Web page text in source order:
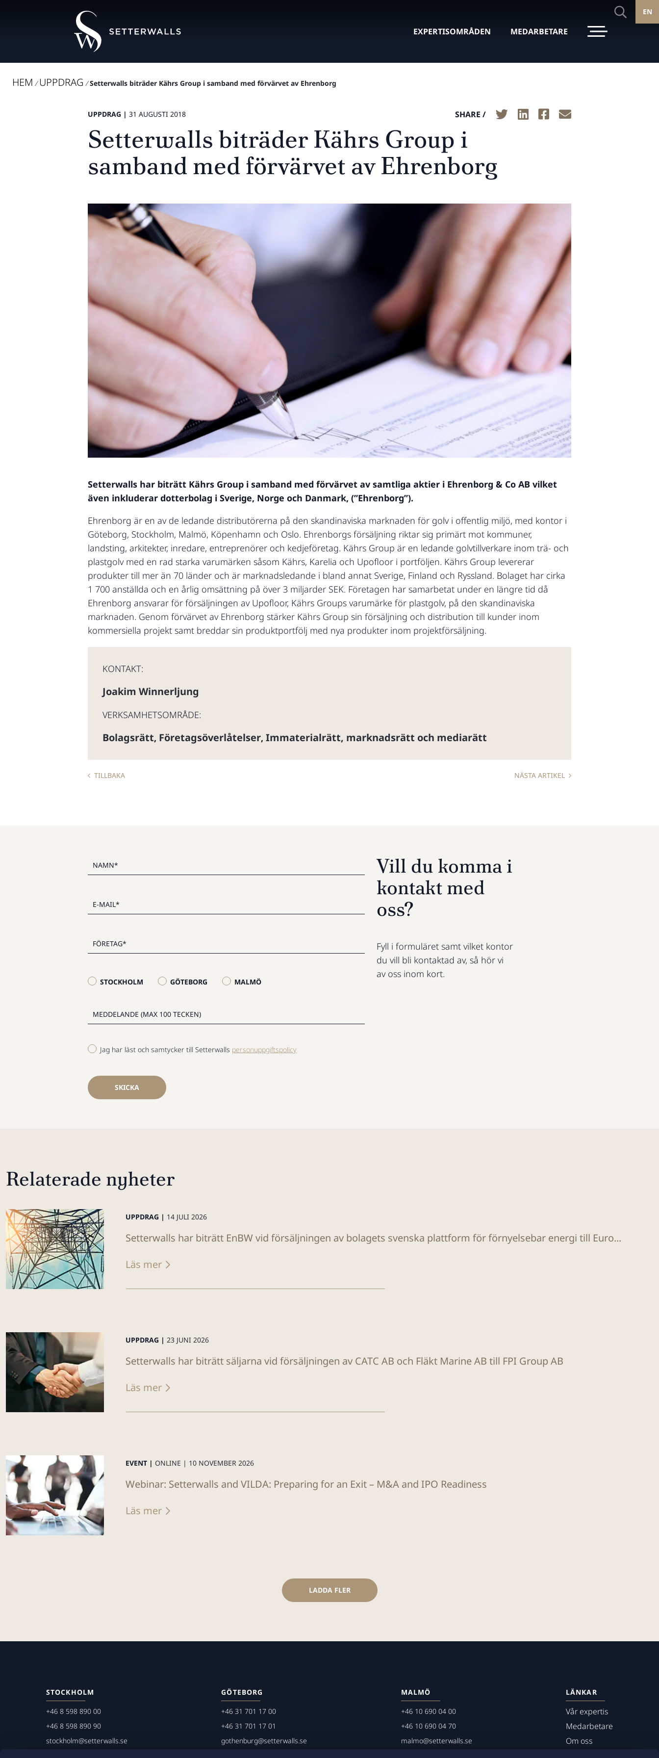
EXPERTISOMRÅDEN MEDARBETARE
EN
HEM / UPPDRAG / Setterwalls biträder Kährs Group i samband med förvärvet av Ehrenborg
UPPDRAG | 31 AUGUSTI 2018 SHARE /
Setterwalls biträder Kährs Group i
samband med förvärvet av Ehrenborg
Setterwalls har biträtt Kährs Group i samband med förvärvet av samtliga aktier i Ehrenborg & Co AB vilket
även inkluderar dotterbolag i Sverige, Norge och Danmark, (”Ehrenborg”).
Ehrenborg är en av de ledande distributörerna på den skandinaviska marknaden för golv i offentlig miljö, med kontor i
Göteborg, Stockholm, Malmö, Köpenhamn och Oslo. Ehrenborgs försäljning riktar sig primärt mot kommuner,
landsting, arkitekter, inredare, entreprenörer och kedjeföretag. Kährs Group är en ledande golvtillverkare inom trä- och
plastgolv med en rad starka varumärken såsom Kährs, Karelia och Upofloor i portföljen. Kährs Group levererar
produkter till mer än 70 länder och är marknadsledande i bland annat Sverige, Finland och Ryssland. Bolaget har cirka
1 700 anställda och en årlig omsättning på över 3 miljarder SEK. Företagen har samarbetat under en längre tid då
Ehrenborg ansvarar för försäljningen av Upofloor, Kährs Groups varumärke för plastgolv, på den skandinaviska
marknaden. Genom förvärvet av Ehrenborg stärker Kährs Group sin försäljning och distribution till kunder inom
kommersiella projekt samt breddar sin produktportfölj med nya produkter inom projektförsäljning.
KONTAKT:
Joakim Winnerljung
VERKSAMHETSOMRÅDE:
Bolagsrätt, Företagsöverlåtelser, Immaterialrätt, marknadsrätt och mediarätt
TILLBAKA NÄSTA ARTIKEL
STOCKHOLM GÖTEBORG MALMÖ
Jag har läst och samtycker till Setterwalls personuppgiftspolicy
SKICKA
Vill du komma i
kontakt med
oss?
Fyll i formuläret samt vilket kontor
du vill bli kontaktad av, så hör vi
av oss inom kort.
Relaterade nyheter
UPPDRAG | 14 JULI 2026
Setterwalls har biträtt EnBW vid försäljningen av bolagets svenska plattform för förnyelsebar energi till Euro...
Läs mer
UPPDRAG | 23 JUNI 2026
Setterwalls har biträtt säljarna vid försäljningen av CATC AB och Fläkt Marine AB till FPI Group AB
Läs mer
EVENT | ONLINE | 10 NOVEMBER 2026
Webinar: Setterwalls and VILDA: Preparing for an Exit – M&A and IPO Readiness
Läs mer
LADDA FLER
STOCKHOLM
+46 8 598 890 00
+46 8 598 890 90
stockholm@setterwalls.se
GÖTEBORG
+46 31 701 17 00
+46 31 701 17 01
gothenburg@setterwalls.se
MALMÖ
+46 10 690 04 00
+46 10 690 04 70
malmo@setterwalls.se
LÄNKAR
Vår expertis
Medarbetare
Om oss